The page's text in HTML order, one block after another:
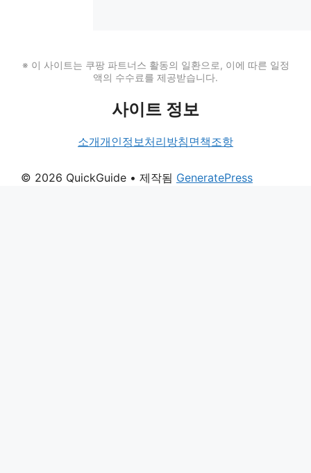
※ 이 사이트는 쿠팡 파트너스 활동의 일환으로, 이에 따른 일정
액의 수수료를 제공받습니다.
사이트 정보
소개개인정보처리방침 면책조항
© 2026 QuickGuide • 제작됨 GeneratePress